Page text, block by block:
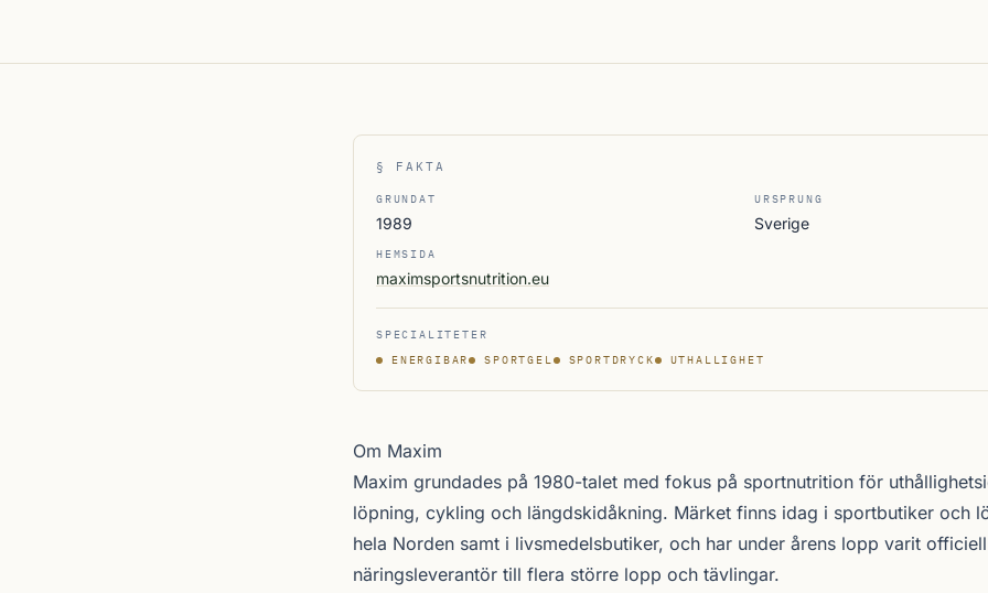
§ FAKTA
GRUNDAT
1989
URSPRUNG
Sverige
HEMSIDA
maximsportsnutrition.eu
SPECIALITETER
ENERGIBAR
SPORTGEL SPORTDRYCK UTHALLIGHET
Om Maxim
Maxim grundades på 1980-talet med fokus på sportnutrition för
löpning, cykling och längdskidåkning. Märket finns idag i sportbutiker och
hela Norden samt i livsmedelsbutiker, och har under årens lopp varit officiell
näringsleverantör till flera större lopp och tävlingar.